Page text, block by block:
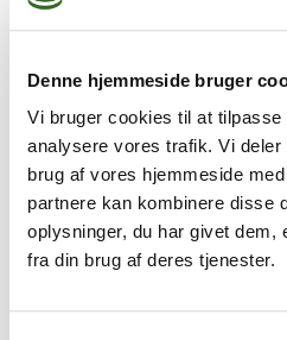
Denne hjemmeside bruger
Vi bruger cookies til at
analysere vores trafik. Vi
brug af vores hjemmeside
partnere kan kombinere disse
oplysninger, du har givet dem,
fra din brug af deres tjenester.
Nationalt Center for Kunst
Vi søger dig, der:
Arbejder
med kompleks PTSD
Har erfaring med
Har minimum 5 års